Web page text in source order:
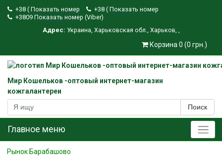
+38 ( Показать номер +38 ( Показать номер
+3809 Показать номер (Viber)
Адрес: Украина, Харьковская обл., Харьков, ,
Корзина 0 (0 грн.)
Мир Кошельков -оптовый интернет-магазин
кожгалантереи
Поиск
Главное меню
Рынок Барабашово